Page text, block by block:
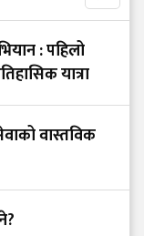
: पहिलो
यात्रा
वास्तविक